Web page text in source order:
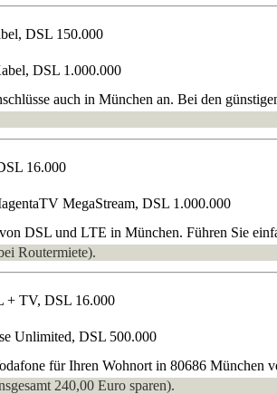
DSL 150.000
DSL 1.000.000
auch in München an. Bei den
16.000
MegaStream, DSL 1.000.000
DSL und LTE in München. Führen Sie
Routermiete).
+ TV, DSL 16.000
Unlimited, DSL 500.000
für Ihren Wohnort in 80686
240,00 Euro sparen).